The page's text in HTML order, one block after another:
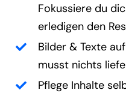
Fokussiere du
erledigen den
Bilder & Texte
musst nichts
Pflege Inhalte